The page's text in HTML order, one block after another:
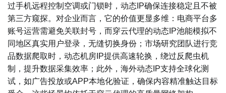
过手机远程控制空调或门锁时，动态IP确保连接稳定且不被
第三方窥探。对企业而言，它的价值更显多维：电商平台多
账号运营需避免关联封号，而穿云代理的动态IP池能模拟不
同地区真实用户登录，无缝切换身份；市场研究团队进行竞
品数据爬取时，动态机房IP提供高速轮换，绕过反爬虫机
制，提升数据采集效率；此外，海外动态IP支持全球化测
试，如广告投放或APP本地化验证，确保内容精准触达目标